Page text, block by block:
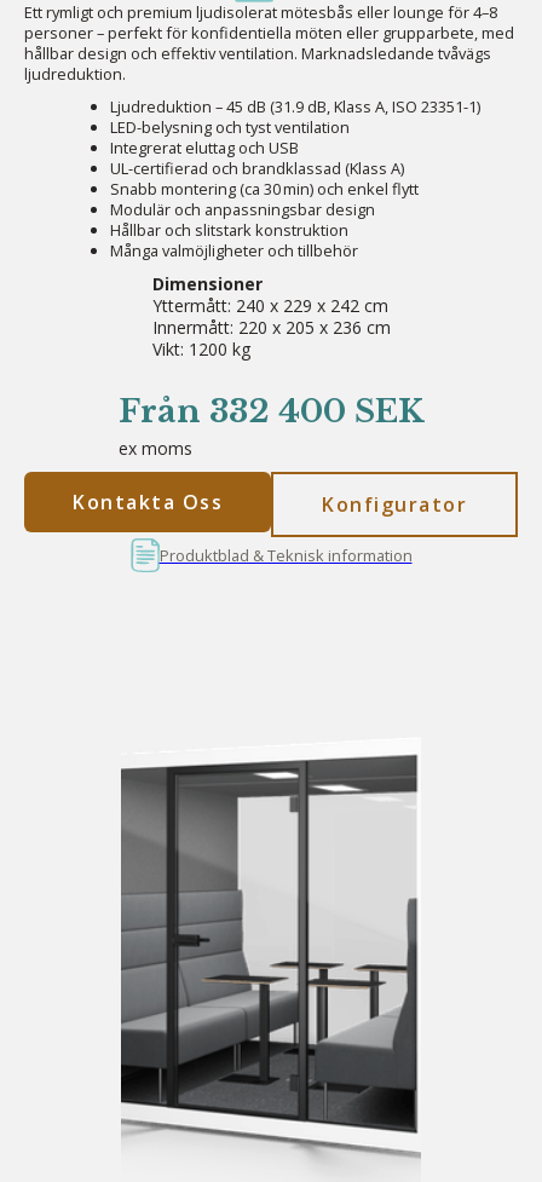
Ett rymligt och premium ljudisolerat mötesbås eller lounge för 4–8
personer – perfekt för konfidentiella möten eller grupparbete, med
hållbar design och effektiv ventilation. Marknadsledande tvåvägs
ljudreduktion.
Ljudreduktion – 45 dB (31.9 dB, Klass A, ISO 23351-1)
LED-belysning och tyst ventilation
Integrerat eluttag och USB
UL-certifierad och brandklassad (Klass A)
Snabb montering (ca 30 min) och enkel flytt
Modulär och anpassningsbar design
Hållbar och slitstark konstruktion
Många valmöjligheter och tillbehör
Dimensioner
Yttermått: 240 x 229 x 242 cm
Innermått: 220 x 205 x 236 cm
Vikt: 1200 kg
Från 332 400 SEK
ex moms
Kontakta Oss Konfigurator
Produktblad & Teknisk information